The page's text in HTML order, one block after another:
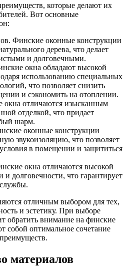
которые делают их
Вот основные
Финские оконные конструкции
дерева, что делает
и долговечными.
окна обладают высокой
использованию специальных
что позволяет снизить
и сэкономить на отоплении.
окна отличаются изысканным
отделкой, что придает
шарм.
оконные конструкции
звукоизоляцию, что позволяет
в помещении и защититься
окна отличаются высокой
и долговечности, что гарантирует
отличным выбором для тех,
и эстетику. При выборе
обратить внимание на финские
собой оптимальное сочетание
материалов